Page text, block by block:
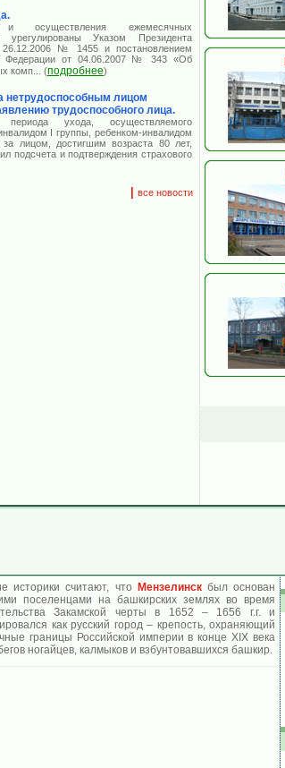
осуществления ежемесячных
урегулированы Указом Президента
26.12.2006 № 1455 и постановлением
Федерации от 04.06.2007 № 343 «Об
комп ... (подробнее)
нетрудоспособным лицом
трудоспособного лица.
периода ухода, осуществляемого
I группы, ребенком-инвалидом
лицом, достигшим возраста 80 лет,
подсчета и подтверждения страхового
все новости
историки считают, что Мензелинскбыл основан
поселенцами на башкирских землях во время
Закамской черты в 1652 – 1656 г.г. и
как русский город – крепость, охраняющий
границы Российской империи в конце ХIХ века
ногайцев, калмыков и взбунтовавшихся башкир.